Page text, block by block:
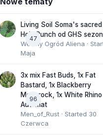
47
Living Soil Soma's sacred
Holy Punch od GHS
Wesoły Ogród Aliena ·
Maja
96
3x mix Fast Buds, 1x Fat
Bastard, 1x Blackberry
Moonrock, 1x White
Automat
Men_of_Rust · Started 30
Czerwca